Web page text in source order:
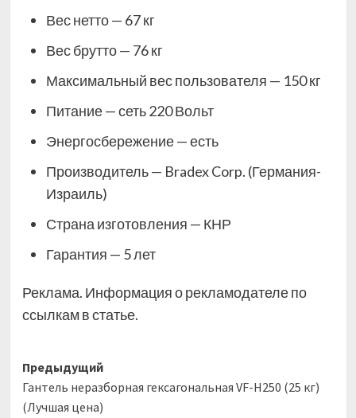
Вес нетто — 67 кг
Вес брутто — 76 кг
Максимальный вес пользователя — 150 кг
Питание — сеть 220 Вольт
Энергосбережение — есть
Производитель — Bradex Corp. (Германия-
Израиль)
Страна изготовления — КНР
Гарантия — 5 лет
Реклама. Информация о рекламодателе по
ссылкам в статье.
Навигация
записи
Предыдущий
Гантель неразборная гексагональная VF-H250 (25 кг)
(Лучшая цена)